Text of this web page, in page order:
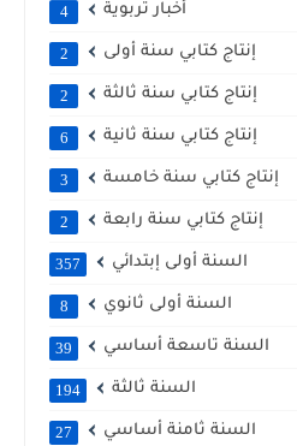
أخبار تربوية 4
إنتاج كتابي سنة أولى 2
إنتاج كتابي سنة ثالثة 2
إنتاج كتابي سنة ثانية 6
إنتاج كتابي سنة خامسة 3
إنتاج كتابي سنة رابعة 2
السنة أولى إبتدائي 357
السنة أولى ثانوي 8
السنة تاسعة أساسي 39
السنة ثالثة 194
السنة ثامنة أساسي 27